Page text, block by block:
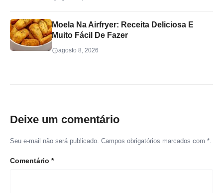
Moela Na Airfryer: Receita Deliciosa E
Muito Fácil De Fazer
agosto 8, 2026
Deixe um comentário
Seu e-mail não será publicado. Campos obrigatórios marcados com *.
Comentário *